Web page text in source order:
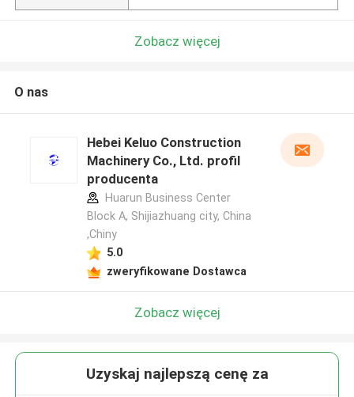
Zobacz więcej
O nas
Hebei Keluo Construction
Machinery Co., Ltd. profil
producenta
Huarun Business Center
Block A, Shijiazhuang city, China
,Chiny
5.0
zweryfikowane Dostawca
Zobacz więcej
Uzyskaj najlepszą cenę za